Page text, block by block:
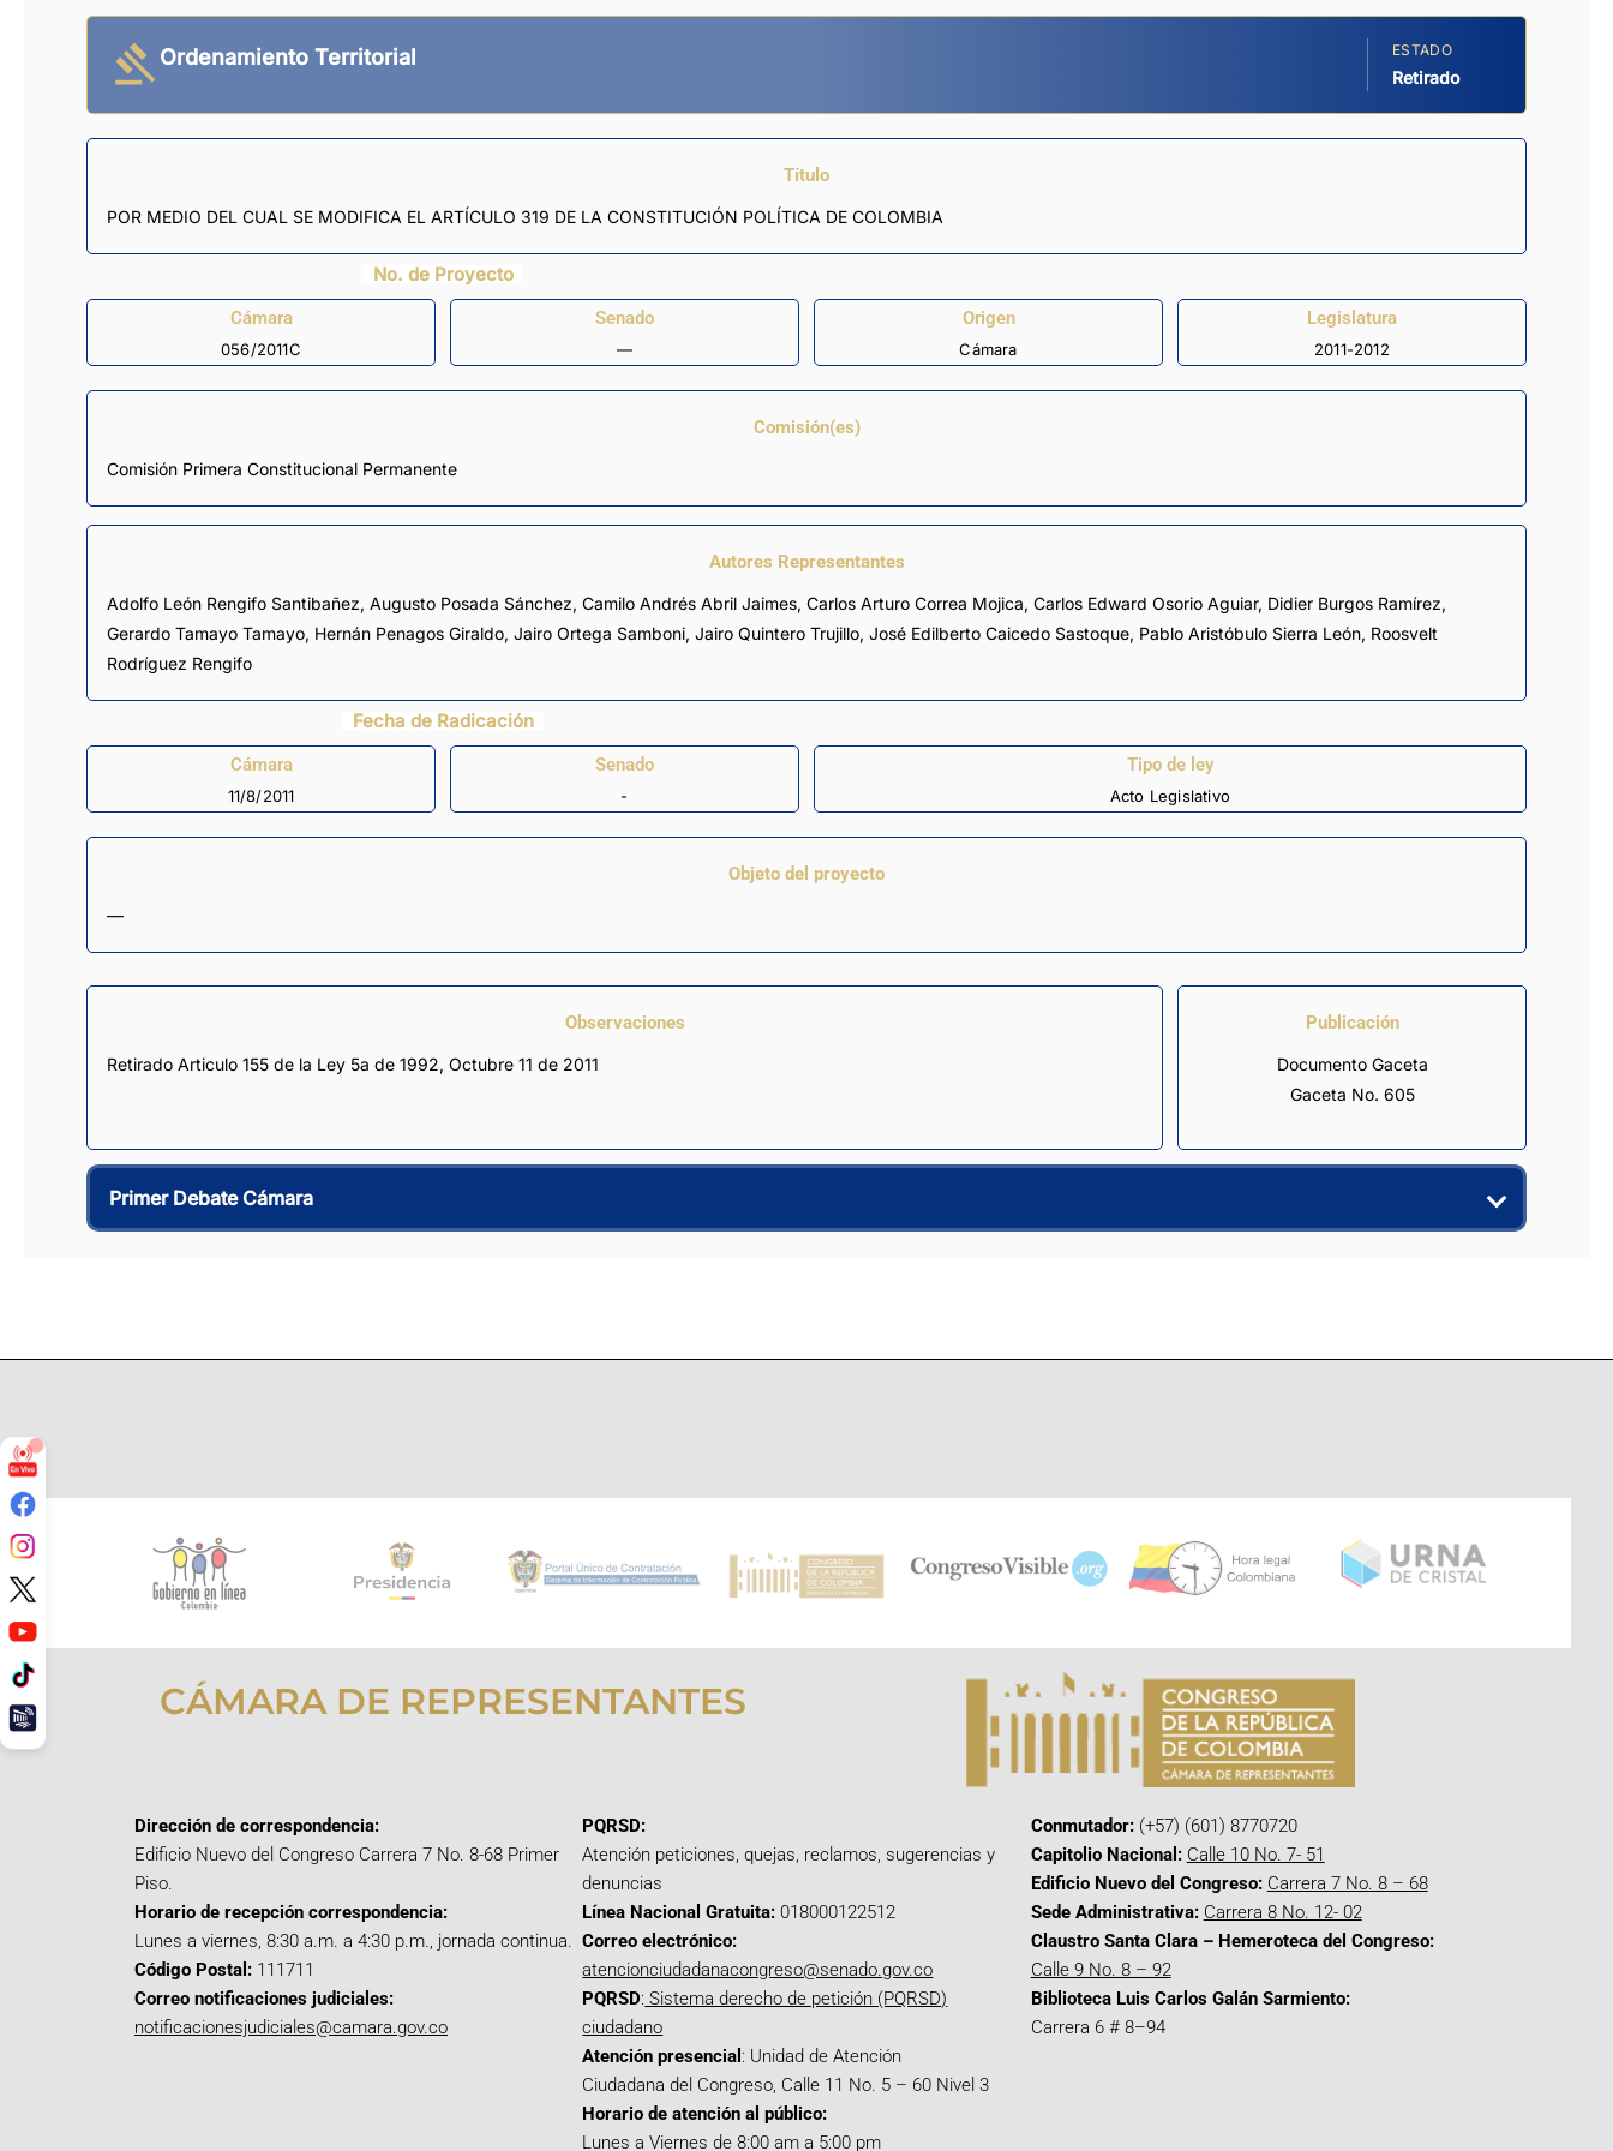
Ordenamiento Territorial ESTADO
Retirado
Título
POR MEDIO DEL CUAL SE MODIFICA EL ARTÍCULO 319 DE LA CONSTITUCIÓN POLÍTICA DE COLOMBIA
No. de Proyecto
Cámara
056/2011C
Senado
—
Origen
Cámara
Legislatura
2011-2012
Comisión(es)
Comisión Primera Constitucional Permanente
Autores Representantes
Adolfo León Rengifo Santibañez, Augusto Posada Sánchez, Camilo Andrés Abril Jaimes, Carlos Arturo Correa Mojica, Carlos Edward Osorio Aguiar, Didier Burgos Ramírez,
Gerardo Tamayo Tamayo, Hernán Penagos Giraldo, Jairo Ortega Samboni, Jairo Quintero Trujillo, José Edilberto Caicedo Sastoque, Pablo Aristóbulo Sierra León, Roosvelt
Rodríguez Rengifo
Fecha de Radicación
Cámara
11/8/2011
Senado
-
Tipo de ley
Acto Legislativo
Objeto del proyecto
—
Observaciones
Retirado Articulo 155 de la Ley 5a de 1992, Octubre 11 de 2011
Publicación
Documento Gaceta
Gaceta No. 605
Primer Debate Cámara
CÁMARA DE REPRESENTANTES
Dirección de correspondencia:
Edificio Nuevo del Congreso Carrera 7 No. 8-68 Primer
Piso.
Horario de recepción correspondencia:
Lunes a viernes, 8:30 a.m. a 4:30 p.m., jornada continua.
Código Postal: 111711
Correo notificaciones judiciales:
notificacionesjudiciales@camara.gov.co
PQRSD:
Atención peticiones, quejas, reclamos, sugerencias y
denuncias
Línea Nacional Gratuita: 018000122512
Correo electrónico:
atencionciudadanacongreso@senado.gov.co
PQRSD: Sistema derecho de petición (PQRSD)
ciudadano
Atención presencial : Unidad de Atención
Ciudadana del Congreso, Calle 11 No. 5 – 60 Nivel 3
Horario de atención al público:
Lunes a Viernes de 8:00 am a 5:00 pm
Conmutador:(+57) (601) 8770720
Capitolio Nacional: Calle 10 No. 7- 51
Edificio Nuevo del Congreso: Carrera 7 No. 8 – 68
Sede Administrativa: Carrera 8 No. 12- 02
Claustro Santa Clara – Hemeroteca del Congreso:
Calle 9 No. 8 – 92
Biblioteca Luis Carlos Galán Sarmiento:
Carrera 6 # 8–94